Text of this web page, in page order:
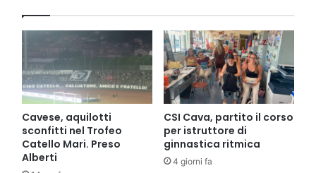
Cavese, aquilotti
sconfitti nel Trofeo
Catello Mari. Preso
Alberti
CSI Cava, partito il corso
per istruttore di
ginnastica ritmica
4 giorni fa